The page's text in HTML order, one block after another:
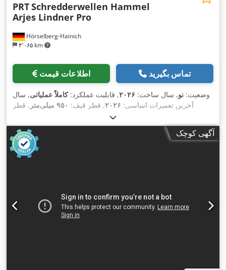
Hörselberg-Hainich
۴٬۰۶۵ km
PRTSchredderwellen Hammel
Arjes Lindner Pro
اطلاعات قیمت تماس بگیرید
وضعیت: نو, سال ساخت: ۲۰۲۶, قابلیت عملکرد:کاملاً عملیاتی, سال
آخرین تعمیرات اساسی: ۲۰۲۶, قطر قیف: ۹۵۰ میلی‌متر
, قطر
آگهی کوچک